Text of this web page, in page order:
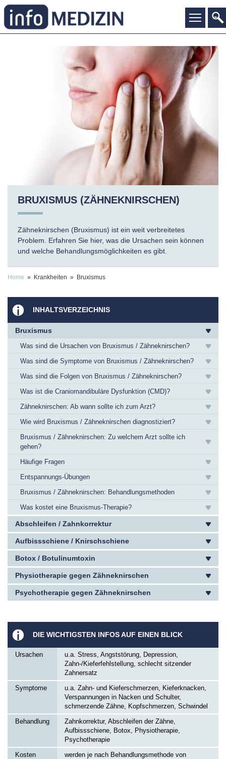
BRUXISMUS (ZÄHNEKNIRSCHEN)
Zähneknirschen (Bruxismus) ist ein weit verbreitetes
Problem. Erfahren Sie hier, was die Ursachen sein können
und welche Behandlungsmöglichkeiten es gibt.
Home » Krankheiten » Bruxismus
INHALTSVERZEICHNIS
Bruxismus
Was sind die Ursachen von Bruxismus / Zähneknirschen?
Was sind die Symptome von Bruxismus / Zähneknirschen?
Was sind die Folgen von Bruxismus / Zähneknirschen?
Was ist die Craniomandibuläre Dysfunktion (CMD)?
Zähneknirschen: Ab wann sollte ich zum Arzt?
Wie wird Bruxismus / Zähneknirschen diagnostiziert?
Bruxismus / Zähneknirschen: Zu welchem Arzt sollte ich
gehen?
Häufige Fragen
Entspannungs-Übungen
Bruxismus / Zähneknirschen: Behandlungsmethoden
Was kostet eine Bruxismus-Therapie?
Abschleifen / Zahnkorrektur
Aufbissschiene / Knirschschiene
Botox / Botulinumtoxin
Physiotherapie gegen Zähneknirschen
Psychotherapie gegen Zähneknirschen
DIE WICHTIGSTEN INFOS AUF EINEN BLICK
Ursachen
u.a. Stress, Angststörung, Depression,
Zahn-/Kieferfehlstellung, schlecht sitzender
Zahnersatz
Symptome
u.a. Zahn- und Kieferschmerzen, Kieferknacken,
Verspannungen in Nacken und Schulter,
schmerzende Zähne, Kopfschmerzen, Schwindel
Behandlung
Zahnkorrektur, Abschleifen der Zähne,
Aufbissschiene, Botox, Physiotherapie,
Psychotherapie
Kosten
werden je nach Behandlungsmethode von